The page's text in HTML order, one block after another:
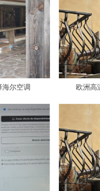
尔空调 欧洲高